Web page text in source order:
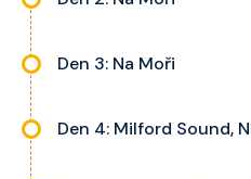
Den 3: Na Moři
Den 4: Milford Sound,